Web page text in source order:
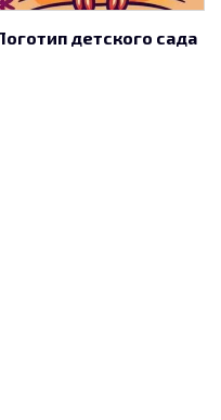
детского сада